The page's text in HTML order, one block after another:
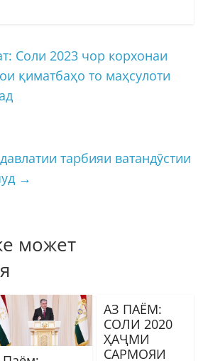
Соли 2023 чор корхонаи
қиматбаҳо то маҳсулоти
тарбияи ватандӯстии
→
может
АЗ ПАЁМ:
СОЛИ 2020
ҲАҶМИ
САРМОЯИ